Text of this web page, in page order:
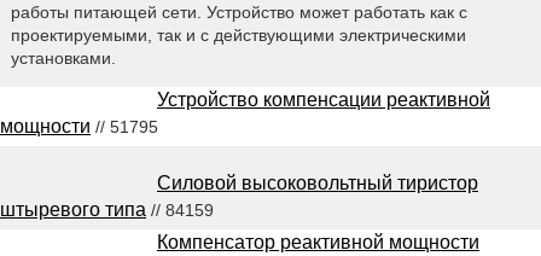
работы питающей сети. Устройство может работать как с
проектируемыми, так и с действующими электрическими
установками.
Устройство компенсации реактивной
мощности // 51795
Силовой высоковольтный тиристор
штыревого типа // 84159
Компенсатор реактивной мощности